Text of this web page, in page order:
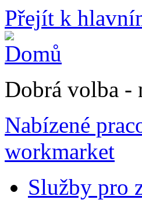
Přejít k
Dobrá volba -
Nabízené
workmarket
Služby pro